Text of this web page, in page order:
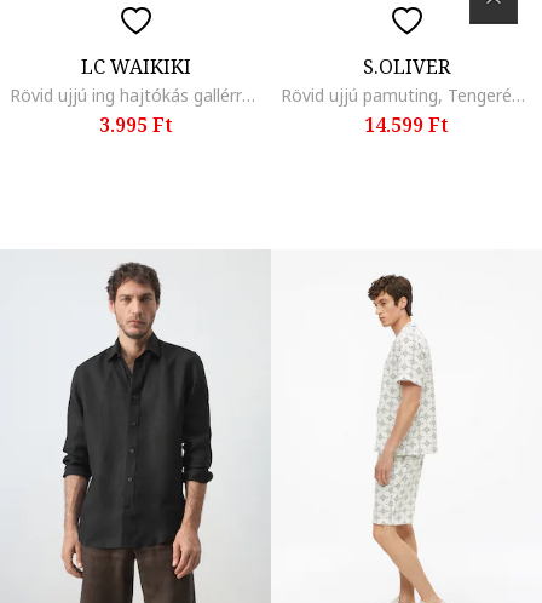
LC WAIKIKI
Rövid ujjú ing hajtókás gallérral, Fekete
3.995 Ft
S.OLIVER
Rövid ujjú pamuting, Tengerészkék
14.599 Ft